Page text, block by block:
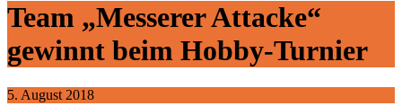
Team „Messerer Attacke“
gewinnt beim Hobby-Turnier
5. August 2018